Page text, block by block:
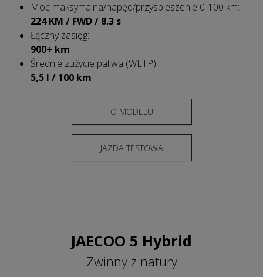
Moc maksymalna/napęd/przyspieszenie 0-100 km:
224 KM / FWD / 8.3 s
Łączny zasięg:
900+ km
Średnie zużycie paliwa (WLTP):
5,5 l / 100 km
O MODELU
JAZDA TESTOWA
JAECOO 5 Hybrid
Zwinny z natury